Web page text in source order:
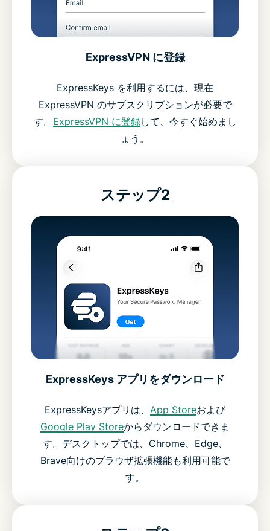
ExpressVPN に登録
ExpressKeys を利用するには、現在
ExpressVPN のサブスクリプションが必要で
す。 ExpressVPN に登録して、今すぐ始めまし
ょう。
ステップ2
ExpressKeys アプリをダウンロード
ExpressKeysアプリは、 App Storeおよび
Google Play Storeからダウンロードできま
す。デスクトップでは、Chrome、Edge、
Brave向けのブラウザ拡張機能も利用可能で
す。